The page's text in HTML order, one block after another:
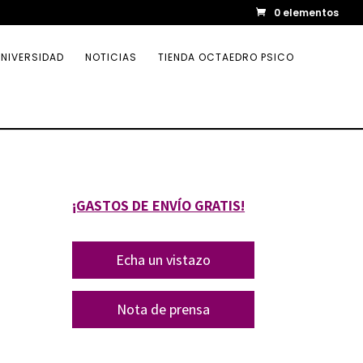
0 elementos
NOTICIAS TIENDA OCTAEDRO PSICO
¡GASTOS DE ENVÍO GRATIS!
Echa un vistazo
Nota de prensa